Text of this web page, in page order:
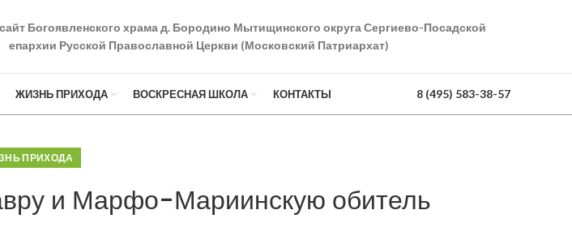
Богоявленского храма д. Бородино Мытищинского округа Сергиево-Посадской
епархии Русской Православной Церкви (Московский Патриархат)
ЖИЗНЬ ПРИХОДА ВОСКРЕСНАЯ ШКОЛА КОНТАКТЫ 8 (495) 583-38-57
ПРИХОДА
и Марфо-Мариинскую обитель